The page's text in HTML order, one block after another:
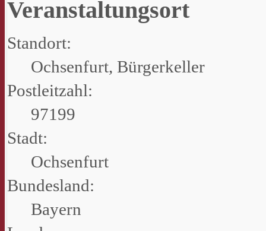
Veranstaltungsort
Standort:
Ochsenfurt, Bürgerkeller
Postleitzahl:
97199
Stadt:
Ochsenfurt
Bundesland:
Bayern